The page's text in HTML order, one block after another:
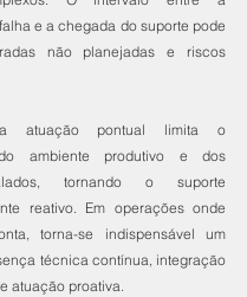
e a chegada do suporte pode
não planejadas e riscos
atuação pontual limita o
ambiente produtivo e dos
tornando o suporte
reativo. Em operações onde
torna-se indispensável um
técnica contínua, integração
atuação proativa.